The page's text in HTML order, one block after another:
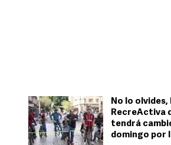
No lo olvides,
RecreActiva
tendrá
domingo por